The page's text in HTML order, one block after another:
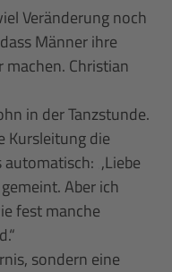
Veränderung noch
Männer ihre
machen. Christian
in der Tanzstunde.
Kursleitung die
‚,Liebe
Aber ich
fest manche
sondern eine